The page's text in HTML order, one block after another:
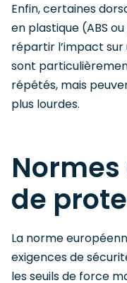
Enfin, certaines
en plastique (ABS
répartir l’impact sur
sont
répétés, mais
plus lourdes.
de
La norme
exigences de
les seuils de force